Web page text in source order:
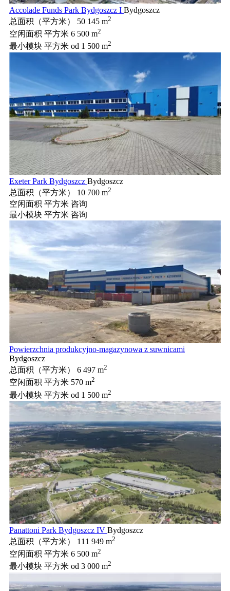
Accolade Funds Park Bydgoszcz I Bydgoszcz
总面积（平方米）
50 145 m2
空闲面积 平方米 6 500 m2
最小模块 平方米 od 1 500 m2
Exeter Park Bydgoszcz Bydgoszcz
总面积（平方米）
10 700 m2
空闲面积 平方米 咨询
最小模块 平方米 咨询
Powierzchnia produkcyjno-magazynowa z suwnicami
Bydgoszcz
总面积（平方米）
6 497 m2
空闲面积 平方米 570 m2
最小模块 平方米 od 1 500 m2
Panattoni Park Bydgoszcz IV Bydgoszcz
总面积（平方米）
111 949 m2
空闲面积 平方米 6 500 m2
最小模块 平方米 od 3 000 m2